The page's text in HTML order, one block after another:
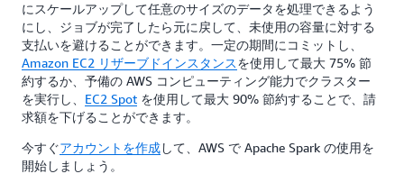
にスケールアップして任意のサイズのデータを処理できるよう
にし、ジョブが完了したら元に戻して、未使用の容量に対する
支払いを避けることができます。一定の期間にコミットし、
Amazon EC2 リザーブドインスタンスを使用して最大 75% 節
約するか、予備の AWS コンピューティング能力でクラスター
を実行し、 EC2 Spot を使用して最大 90% 節約することで、請
求額を下げることができます。
今すぐアカウントを作成して、AWS で Apache Spark の使用を
開始しましょう。